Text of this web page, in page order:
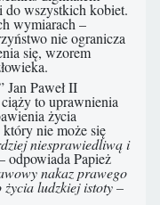
wszystkich kobiet.
wymiarach –
nie ogranicza
się, wzorem
Jan Paweł II
to uprawnienia
życia
nie może się
niesprawiedliwą i
odpowiada Papież
nakaz prawego
ludzkiej istoty –